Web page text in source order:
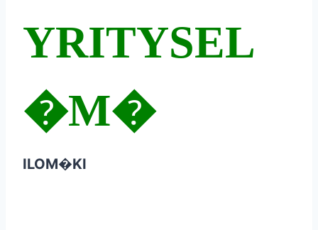
YRITYSEL
�M�
ILOM�KI